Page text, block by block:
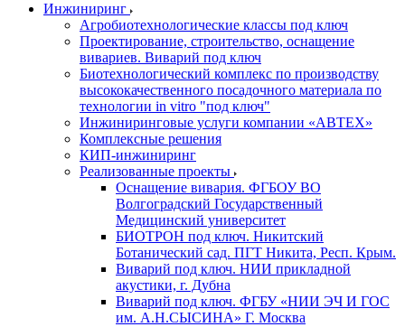
Инжиниринг
Агробиотехнологические классы под ключ
Проектирование, строительство, оснащение
вивариев. Виварий под ключ
Биотехнологический комплекс по производству
высококачественного посадочного материала по
технологии in vitro "под ключ"
Инжиниринговые услуги компании «АВТЕХ»
Комплексные решения
КИП-инжиниринг
Реализованные проекты
Оснащение вивария. ФГБОУ ВО
Волгоградский Государственный
Медицинский университет
БИОТРОН под ключ. Никитский
Ботанический сад. ПГТ Никита, Респ. Крым.
Виварий под ключ. НИИ прикладной
акустики, г. Дубна
Виварий под ключ. ФГБУ «НИИ ЭЧ И ГОС
им. А.Н.СЫСИНА» Г. Москва